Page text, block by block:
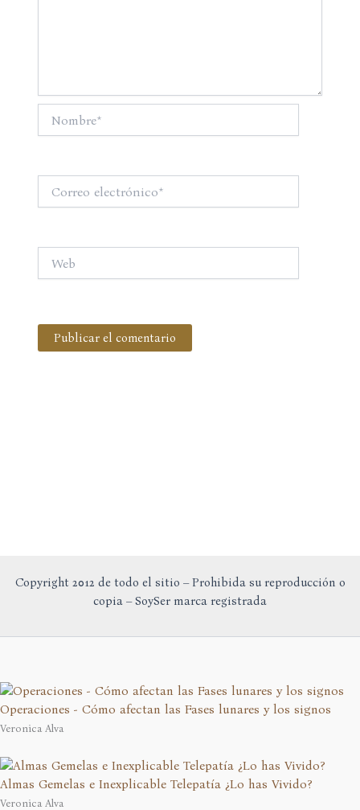
electrónico*
Copyright 2012 de todo el sitio – Prohibida su reproducción o
copia – SoySer marca registrada
Operaciones - Cómo afectan las Fases lunares y los signos
Veronica Alva
Almas Gemelas e Inexplicable Telepatía ¿Lo has Vivido?
Veronica Alva